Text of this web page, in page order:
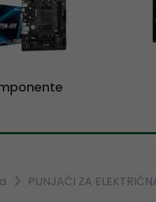
PUNJAČI ZA